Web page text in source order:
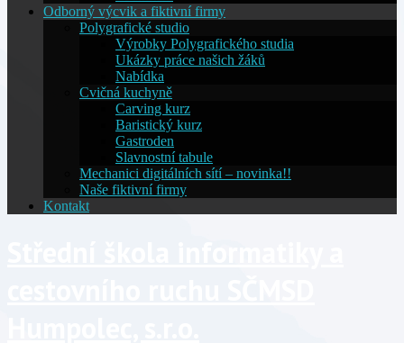
Odborný výcvik a fiktivní firmy
Polygrafické studio
Výrobky Polygrafického studia
Ukázky práce našich žáků
Nabídka
Cvičná kuchyně
Carving kurz
Baristický kurz
Gastroden
Slavnostní tabule
Mechanici digitálních sítí – novinka!!
Naše fiktivní firmy
Kontakt